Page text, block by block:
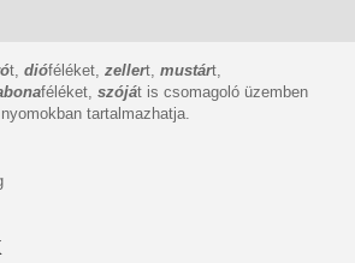
t, dióféléket, zellert, mustárt,
féléket, szóját is csomagoló üzemben
tartalmazhatja.